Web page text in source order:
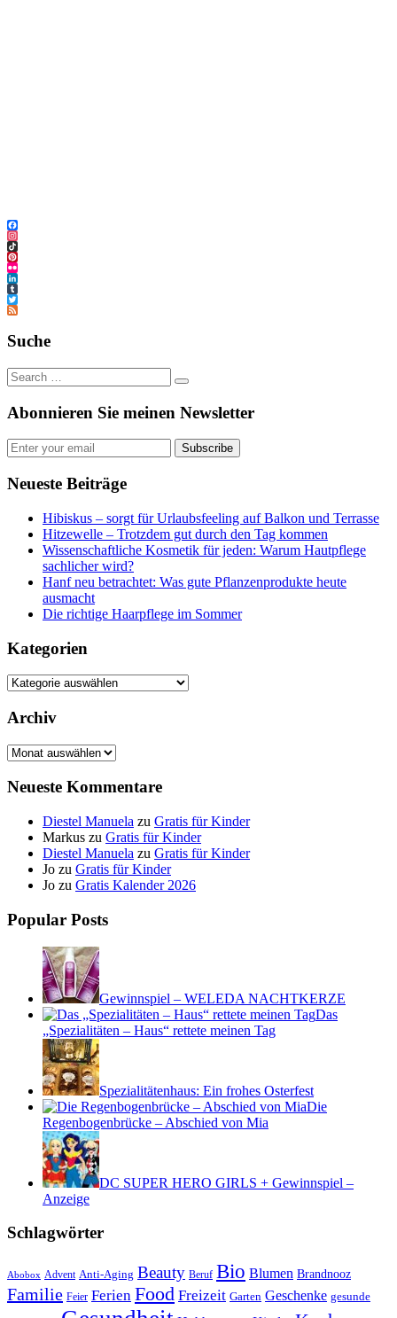
Facebook
Instagram
TikTok
Pinterest
Flickr
LinkedIn
Tumblr
Twitter
Feed
Suche
Abonnieren Sie meinen Newsletter
Subscribe
Neueste Beiträge
Hibiskus – sorgt für Urlaubsfeeling auf Balkon und Terrasse
Hitzewelle – Trotzdem gut durch den Tag kommen
Wissenschaftliche Kosmetik für jeden: Warum Hautpflege
sachlicher wird?
Hanf neu betrachtet: Was gute Pflanzenprodukte heute
ausmacht
Die richtige Haarpflege im Sommer
Kategorien
Kategorien
Archiv
Archiv
Neueste Kommentare
Diestel Manuela zu Gratis für Kinder
Markus zu Gratis für Kinder
Diestel Manuela zu Gratis für Kinder
Jo zu Gratis für Kinder
Jo zu Gratis Kalender 2026
Popular Posts
Gewinnspiel – WELEDA NACHTKERZE
Das
„Spezialitäten – Haus“ rettete meinen Tag
Spezialitätenhaus: Ein frohes Osterfest
Die
Regenbogenbrücke – Abschied von Mia
DC SUPER HERO GIRLS + Gewinnspiel –
Anzeige
Schlagwörter
Abobox Advent Anti-Aging Beauty Beruf Bio Blumen Brandnooz
Familie Feier Ferien Food Freizeit Garten Geschenke gesunde